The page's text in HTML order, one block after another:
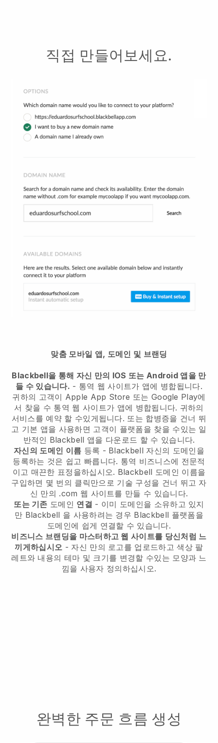
직접 만들어보세요.
맞춤 모바일 앱, 도메인 및 브랜딩
Blackbell을 통해 자신 만의 IOS 또는 Android 앱을 만
들 수 있습니다. - 통역 웹 사이트가 앱에 병합됩니다.
귀하의 고객이 Apple App Store 또는 Google Play에
서 찾을 수 통역 웹 사이트가 앱에 병합됩니다. 귀하의
서비스를 예약 할 수있게됩니다. 또는 합병증을 건너 뛰
고 기본 앱을 사용하면 고객이 플랫폼을 찾을 수있는 일
반적인 Blackbell 앱을 다운로드 할 수 있습니다.
자신의 도메인 이름 등록 - Blackbell 자신의 도메인을
등록하는 것은 쉽고 빠릅니다. 통역 비즈니스에 전문적
이고 매끈한 표정을하십시오. Blackbell 도메인 이름을
구입하면 몇 번의 클릭만으로 기술 구성을 건너 뛰고 자
신 만의 .com 웹 사이트를 만들 수 있습니다.
또는 기존 도메인 연결 - 이미 도메인을 소유하고 있지
만 Blackbell 을 사용하려는 경우 Blackbell 플랫폼을
도메인에 쉽게 연결할 수 있습니다.
비즈니스 브랜딩을 마스터하고 웹 사이트를 당신처럼 느
끼게하십시오 - 자신 만의 로고를 업로드하고 색상 팔
레트와 내용의 테마 및 크기를 변경할 수있는 모양과 느
낌을 사용자 정의하십시오.
완벽한 주문 흐름 생성